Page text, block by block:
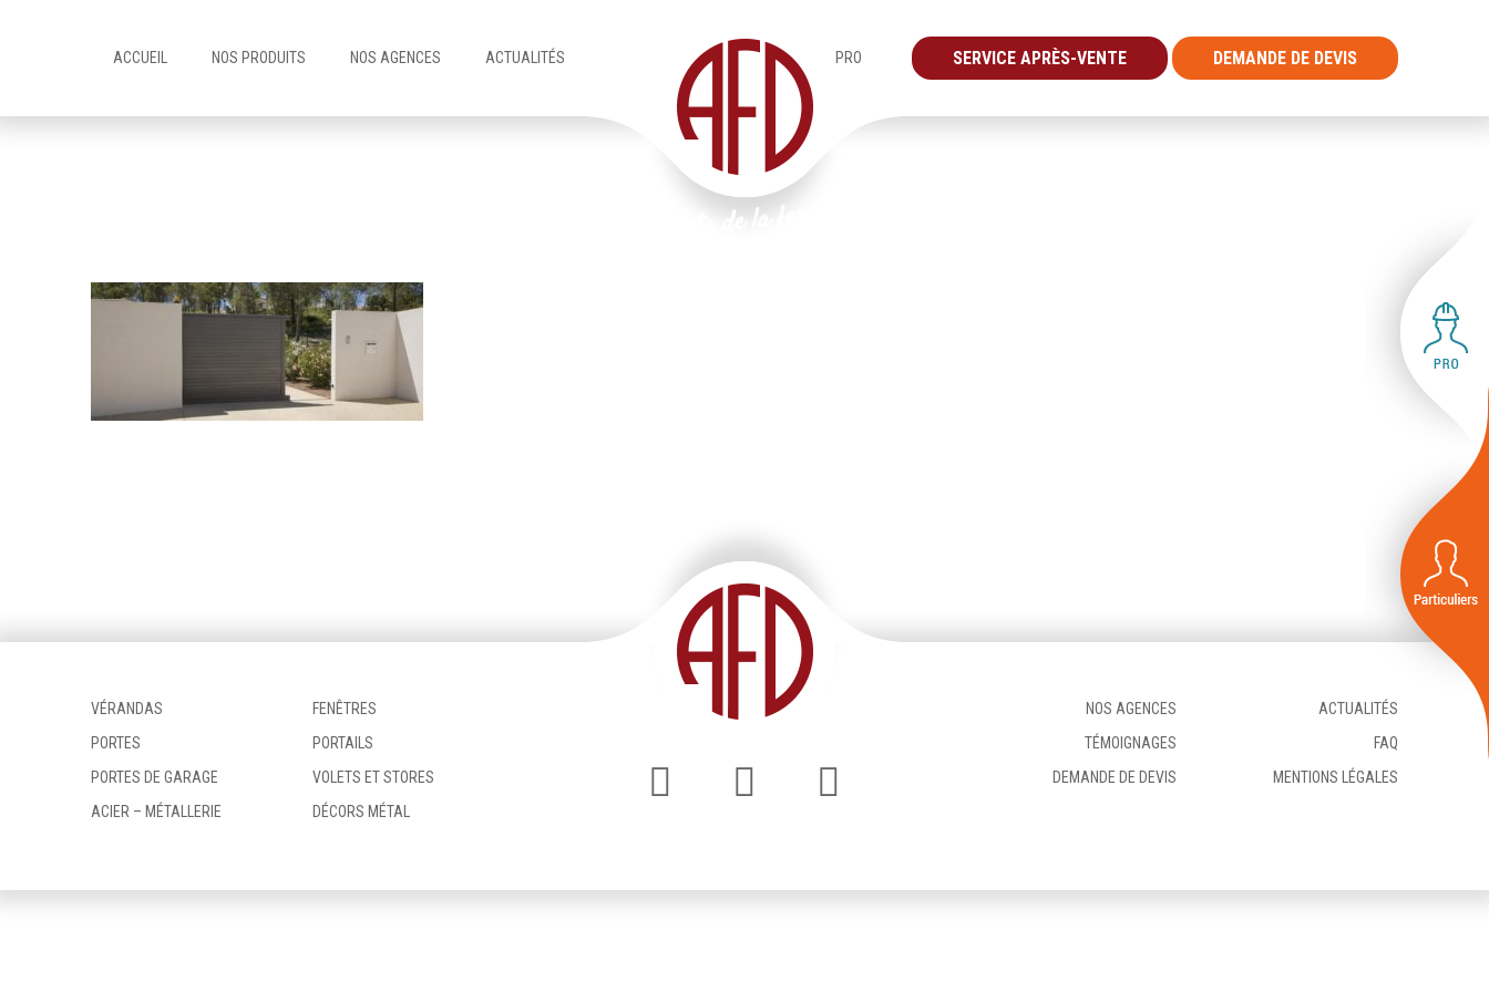
ACCUEIL NOS PRODUITS NOS AGENCES ACTUALITÉS PRO SERVICE APRÈS-VENTE DEMANDE DE DEVIS
Portails 8 – Portails & Clotures
VÉRANDAS
FENÊTRES
PORTES
PORTAILS
PORTES DE GARAGE
VOLETS ET STORES
ACIER – MÉTALLERIE
DÉCORS MÉTAL
NOS AGENCES
ACTUALITÉS
TÉMOIGNAGES
FAQ
DEMANDE DE DEVIS
MENTIONS LÉGALES